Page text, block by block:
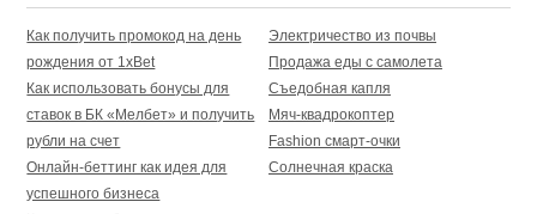
Как получить промокод на день
рождения от 1xBet
Как использовать бонусы для
ставок в БК «Мелбет» и получить
рубли на счет
Онлайн-беттинг как идея для
успешного бизнеса
Электричество из почвы
Продажа еды с самолета
Съедобная капля
Мяч-квадрокоптер
Fashion смарт-очки
Солнечная краска